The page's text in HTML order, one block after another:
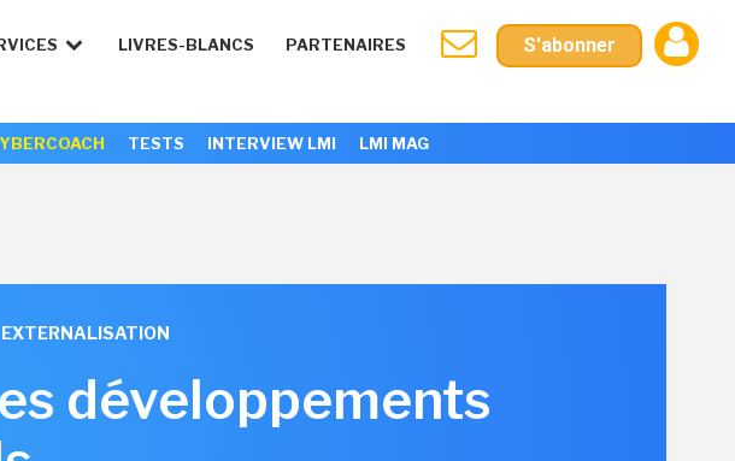
LIVRES-BLANCS PARTENAIRES S'abonner
TESTS INTERVIEW LMI LMI MAG
EXTERNALISATION
développements